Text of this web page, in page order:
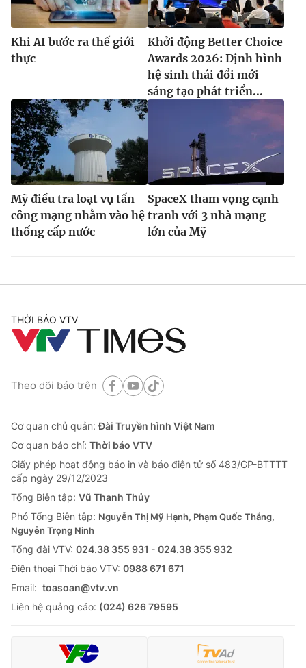
Khi AI bước ra thế giới
thực
Khởi động Better Choice
Awards 2026: Định hình
hệ sinh thái đổi mới
sáng tạo phát triển...
Mỹ điều tra loạt vụ tấn
công mạng nhằm vào hệ
thống cấp nước
SpaceX tham vọng cạnh
tranh với 3 nhà mạng
lớn của Mỹ
THỜI BÁO VTV
Theo dõi báo trên
Cơ quan chủ quản:Đài Truyền hình Việt Nam
Cơ quan báo chí: Thời báo VTV
Giấy phép hoạt động báo in và báo điện tử số 483/GP-BTTTT
cấp ngày 29/12/2023
Tổng Biên tập: Vũ Thanh Thủy
Phó Tổng Biên tập: Nguyễn Thị Mỹ Hạnh, Phạm Quốc Thắng,
Nguyễn Trọng Ninh
Tổng đài VTV: 024.38 355 931 - 024.38 355 932
Ðiện thoại Thời báo VTV: 0988 671 671
Email: toasoan@vtv.vn
Liên hệ quảng cáo: (024) 626 79595